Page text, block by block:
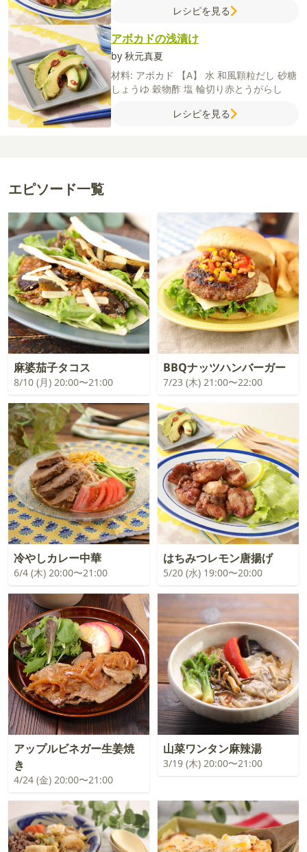
レシピを見る
アボカドの浅漬け
by 秋元真夏
材料: アボカド 【A】 水 和風顆粒だし 砂糖
しょうゆ 穀物酢 塩 輪切り赤とうがらし
レシピを見る
エピソード一覧
麻婆茄子タコス
8/10 (月) 20:00〜21:00
BBQナッツハンバーガー
7/23 (木) 21:00〜22:00
冷やしカレー中華
6/4 (木) 20:00〜21:00
はちみつレモン唐揚げ
5/20 (水) 19:00〜20:00
アップルビネガー生姜焼
き
4/24 (金) 20:00〜21:00
山菜ワンタン麻辣湯
3/19 (木) 20:00〜21:00